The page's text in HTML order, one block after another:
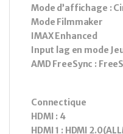
Mode d’affichage :
Mode Filmmaker
IMAX Enhanced
Input lag en mode
AMD FreeSync :
Connectique
HDMI : 4
HDMI 1 : HDMI